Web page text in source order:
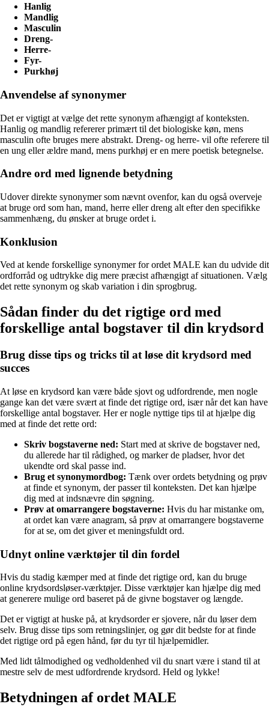
Hanlig
Mandlig
Masculin
Dreng-
Herre-
Fyr-
Purkhøj
Anvendelse af synonymer
Det er vigtigt at vælge det rette synonym afhængigt af konteksten.
Hanlig og mandlig refererer primært til det biologiske køn, mens
masculin ofte bruges mere abstrakt. Dreng- og herre- vil ofte referere til
en ung eller ældre mand, mens purkhøj er en mere poetisk betegnelse.
Andre ord med lignende betydning
Udover direkte synonymer som nævnt ovenfor, kan du også overveje
at bruge ord som han, mand, herre eller dreng alt efter den specifikke
sammenhæng, du ønsker at bruge ordet i.
Konklusion
Ved at kende forskellige synonymer for ordet MALE kan du udvide dit
ordforråd og udtrykke dig mere præcist afhængigt af situationen. Vælg
det rette synonym og skab variation i din sprogbrug.
Sådan finder du det rigtige ord med
forskellige antal bogstaver til din krydsord
Brug disse tips og tricks til at løse dit krydsord med
succes
At løse en krydsord kan være både sjovt og udfordrende, men nogle
gange kan det være svært at finde det rigtige ord, især når det kan have
forskellige antal bogstaver. Her er nogle nyttige tips til at hjælpe dig
med at finde det rette ord:
Skriv bogstaverne ned: Start med at skrive de bogstaver ned,
du allerede har til rådighed, og marker de pladser, hvor det
ukendte ord skal passe ind.
Brug et synonymordbog: Tænk over ordets betydning og prøv
at finde et synonym, der passer til konteksten. Det kan hjælpe
dig med at indsnævre din søgning.
Prøv at omarrangere bogstaverne: Hvis du har mistanke om,
at ordet kan være anagram, så prøv at omarrangere bogstaverne
for at se, om det giver et meningsfuldt ord.
Udnyt online værktøjer til din fordel
Hvis du stadig kæmper med at finde det rigtige ord, kan du bruge
online krydsordsløser-værktøjer. Disse værktøjer kan hjælpe dig med
at generere mulige ord baseret på de givne bogstaver og længde.
Det er vigtigt at huske på, at krydsorder er sjovere, når du løser dem
selv. Brug disse tips som retningslinjer, og gør dit bedste for at finde
det rigtige ord på egen hånd, før du tyr til hjælpemidler.
Med lidt tålmodighed og vedholdenhed vil du snart være i stand til at
mestre selv de mest udfordrende krydsord. Held og lykke!
Betydningen af ordet MALE